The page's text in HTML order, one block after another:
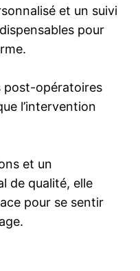
et un suivi
pour
post-opératoires
l’intervention
et un
de qualité, elle
pour se sentir